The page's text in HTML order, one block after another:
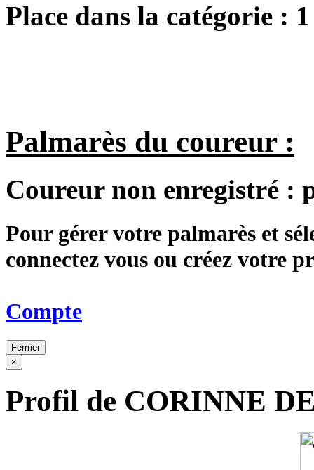
Place dans la catégorie : 1
Palmarès du coureur :
Coureur non enregistré :
Pour gérer votre palmarès et
connectez vous ou créez votre
Compte
Fermer
×
Profil de CORINNE